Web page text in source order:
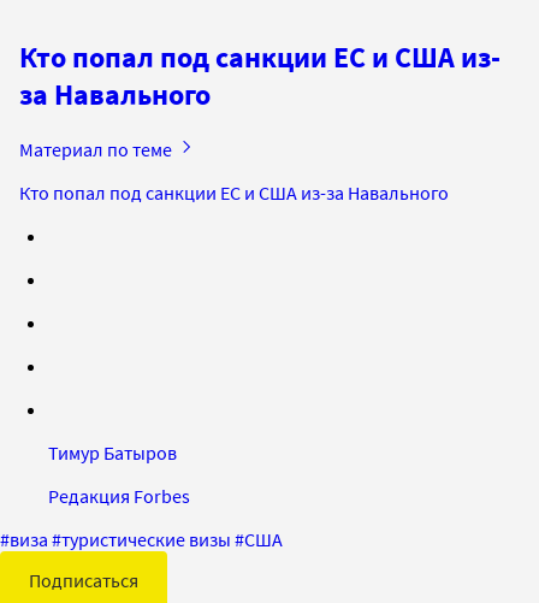
Кто попал под санкции ЕС и США из-
за Навального
Материал по теме
Кто попал под санкции ЕС и США из-за Навального
Тимур Батыров
Редакция Forbes
#виза #туристические визы #США
Подписаться